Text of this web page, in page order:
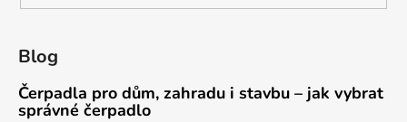
Blog
Čerpadla pro dům, zahradu i stavbu – jak vybrat
správné čerpadlo